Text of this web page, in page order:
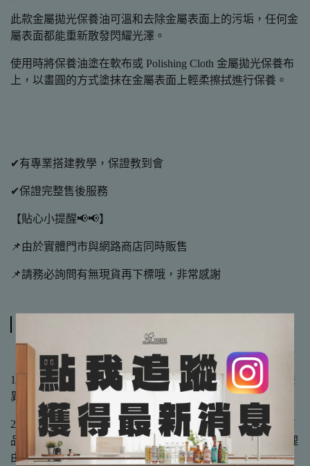
此款金屬拋光保養油可溫和去除金屬表面上的污垢，任何金
屬表面都能重新散發閃耀光澤。
使用時將保養油塗在軟布或 Polishing Cloth 金屬拋光保養布
上，以畫圓的方式塗抹在金屬表面上輕柔擦拭進行保養。
✔有專業搭建教學，保證教到會
✔保證完整售後服務
【貼心小提醒📢📢】
📌由於實體門市與網路商店同時販售
📌請務必詢問有無現貨再下標哦，非常感謝
【注意事項】
1.產品因拍攝及個人電腦顯示器色溫關係，顏色可能略有差
異，實際以廠商出貨為主。
2.鑑賞期非試用期，為了保障每位客人購買到真正全新的商
品的權益，不接受「要使用過才知道好不好用」或類似的理
由要求已使用過之商品的退貨。